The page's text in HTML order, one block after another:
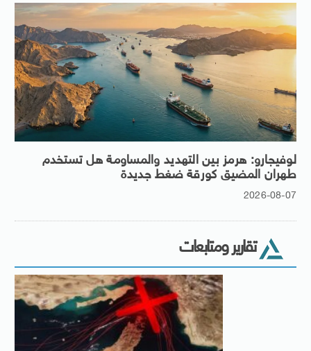
لوفيجارو: هرمز بين التهديد والمساومة هل تستخدم
طهران المضيق كورقة ضغط جديدة
2026-08-07
تقارير ومتابعات